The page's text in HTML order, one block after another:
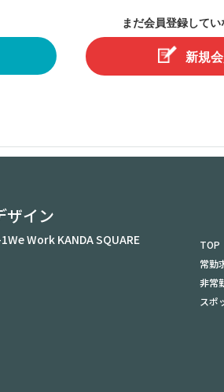
まだ会員登録して
新規
TOP
常勤
非常
スポ
ザイン
We Work KANDA SQUARE